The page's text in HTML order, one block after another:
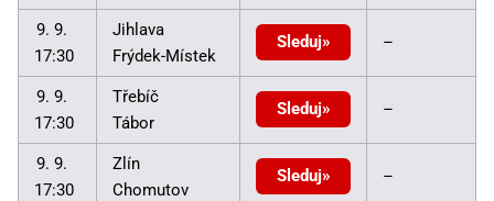
9. 9.
17:30
Jihlava
Frýdek-Místek
Sleduj –
9. 9.
17:30
Třebíč
Tábor
Sleduj –
9. 9.
17:30
Zlín
Chomutov
Sleduj –